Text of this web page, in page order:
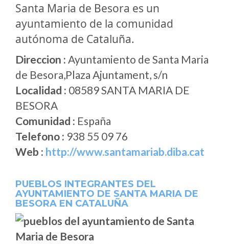
Santa Maria de Besora es un
ayuntamiento de la comunidad
autónoma de Cataluña.
Direccion : Ayuntamiento de Santa Maria
de Besora,Plaza Ajuntament, s/n
Localidad : 08589 SANTA MARIA DE
BESORA
Comunidad : España
Telefono : 938 55 09 76
Web : http://www.santamariab.diba.cat
PUEBLOS INTEGRANTES DEL
AYUNTAMIENTO DE SANTA MARIA DE
BESORA EN CATALUÑA